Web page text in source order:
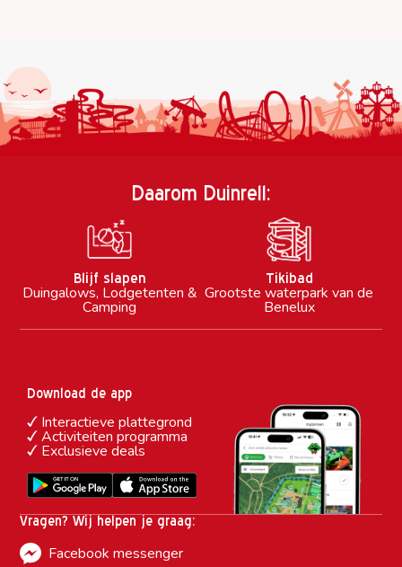
Daarom Duinrell:
Blijf slapen
Duingalows, Lodgetenten &
Camping
Tikibad
Grootste waterpark van de
Benelux
Vragen? Wij helpen je graag:
Facebook messenger
Download de app
Interactieve plattegrond
Activiteiten programma
Exclusieve deals